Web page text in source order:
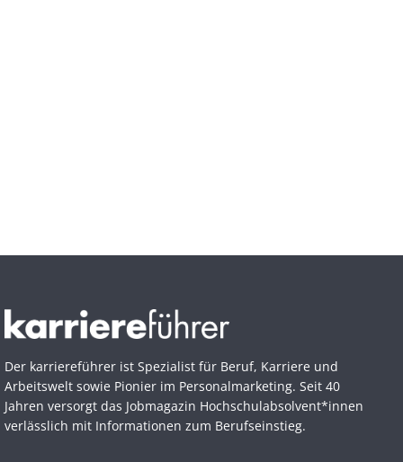
Der karriereführer ist Spezialist für Beruf, Karriere und
Arbeitswelt sowie Pionier im Personal­marketing. Seit 40
Jahren versorgt das Jobmagazin Hochschul­absolvent*innen
verlässlich mit Informationen zum Berufseinstieg.